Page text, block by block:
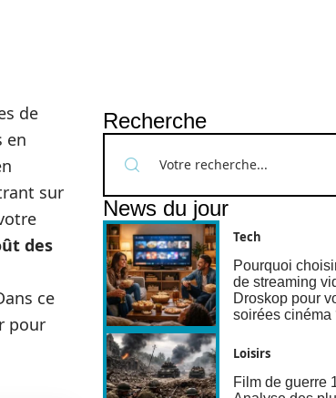
de
en
sur
des
ce
pour
Recherche
News du jour
Tech
Pourquoi
de streaming
Droskop pour
soirées cinéma
Loisirs
Film de guerre